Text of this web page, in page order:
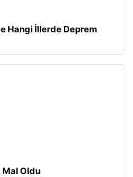
Hangi İllerde Deprem
Mal Oldu